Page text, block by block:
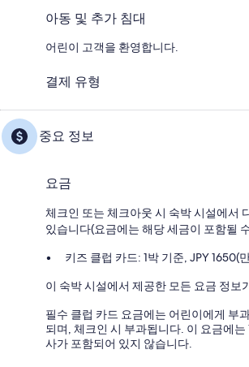
아동 및 추가 침대
어린이 고객을 환영합니다.
결제 유형
중요 정보
요금
체크인 또는 체크아웃 시 숙박 시설에서
있습니다(요금에는 해당 세금이 포함될
키즈 클럽 카드: 1박 기준, JPY 1650(
이 숙박 시설에서 제공한 모든 요금 정보
필수 클럽 카드 요금에는 어린이에게 부
되며, 체크인 시 부과됩니다. 이 요금에는
사가 포함되어 있지 않습니다.